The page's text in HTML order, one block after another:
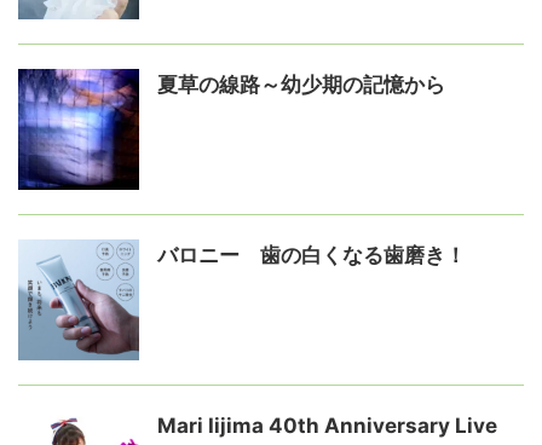
夏草の線路～幼少期の記憶から
バロニー 歯の白くなる歯磨き！
Mari Iijima 40th Anniversary Live